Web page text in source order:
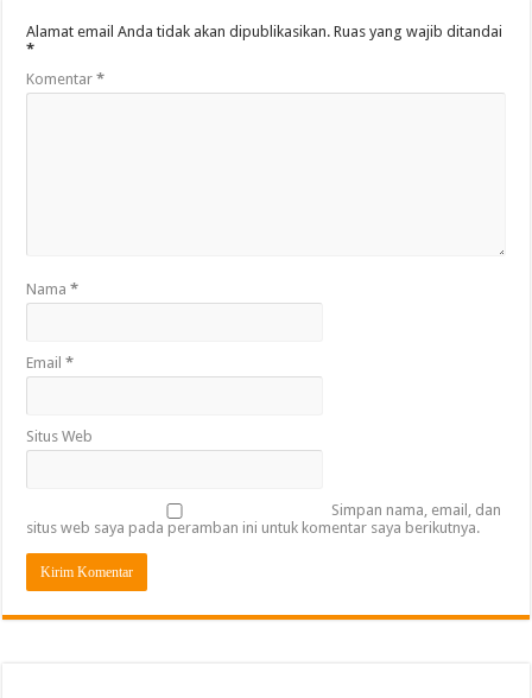
Alamat email Anda tidak akan dipublikasikan. Ruas yang wajib ditandai
*
Komentar*
Nama*
Email*
Situs Web
Simpan nama, email, dan
situs web saya pada peramban ini untuk komentar saya berikutnya.